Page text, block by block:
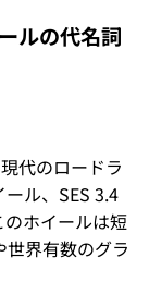
ルの代名詞
代のロードラ
ル、SES 3.4
ホイールは短
界有数のグラ